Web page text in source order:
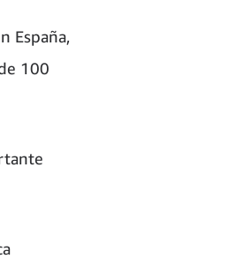
España,
100